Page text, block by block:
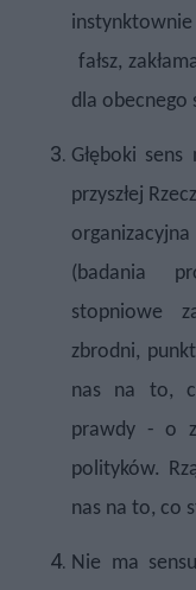
fałsz,
dla obecnego
Głęboki
przyszłej
(badania
stopniowe
zbrodni,
nas na to,
prawdy - o
polityków.
nas na to, co
Nie ma